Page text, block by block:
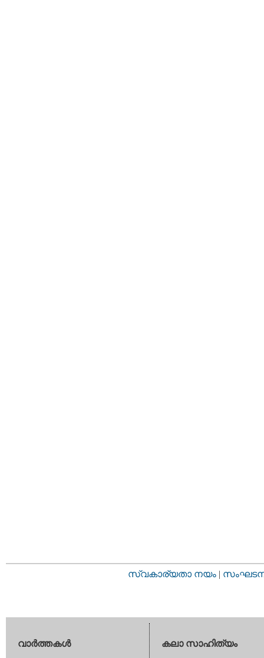
സ്വകാര്യതാ നയം |
വാര്‍ത്തകള്‍
കലാ സാഹിത്യം